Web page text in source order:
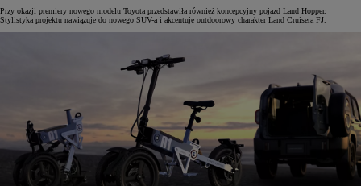
Przy okazji premiery nowego modelu Toyota przedstawiła również koncepcyjny pojazd Land Hopper.
Stylistyka projektu nawiązuje do nowego SUV-a i akcentuje outdoorowy charakter Land Cruisera FJ.